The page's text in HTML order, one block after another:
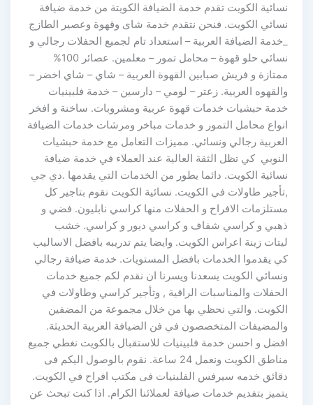
نسائية الكويت تقدم خدمة الضيافة الكويتة من خدمة ضيافة
نسائي الكويت. فنحن نتقدم خدمة شاى وقهوة وعصير الطازج
_خدمة الضيافة العربية – استعداد تام لجميع الحفلات رجالي و
نسائي حلو قهوة – محامل تمور – معلمين. عصائر 100%
ممتازة و فريش صبابين القهوة العربية – شاي – شاي اخضر –
والقهوه العربية. زعتر – لومي – دارسين – خدمة فلبينيات
خدمة حبشيات خدمات قهوة عربية ومشروبات. ساخنة و افخر
انواع محامل التمور و خدمات مباخر ومرشات خدمات الضيافة
العربية رجالي ونسائي. مميزات التعامل مع خدمة حبشيات
النوبي كي تظل الثقة العالية عند العملاء في خدمة ضيافة
نسائية الكويت. دائما يطور من الخدمات التي يقدمها .دي جي
,تأجير طاولات في الكويت. نسائية الكويت نقوم بتاجير كل
مستلزمات الافراح و الحفلات منها كراسي نابليون. فضي و
ذهبي و كراسي شفاف و كراسي ديور و كراسي. خشب
ليتات زينة اعراس الكويت. وايضا يتم تدريبه بافضل الاساليب
كي يقدموا الخدمات بافضل المستويات. خدمة ضيافة رجالي
ونسائي الكويت يسعدنا ويسرنا ان نقدم لكم جميع خدمات
الحفلات والمناسبات الراقية , وتأجير كراسي وطاولات في
الكويت. والتي نحظي بها من خلال مجموعة من المضفين
والمضيفات المتخصصون في فن الضيافة العربية الحديثة.
افضل و احسن خدمة فلبينيات للاستقبال بالكويت نغطي جميع
مناطق الكويت ونعمل 24 ساعة. نقوم بالوصول اليكم فى
دقائق خدمه سيرفس الفلبنيات فى مكتب افراح في الكويت.
يتميز بتفديم خدمات ضيافة لعملائنا الكرام. اذا كنت تبحث عن